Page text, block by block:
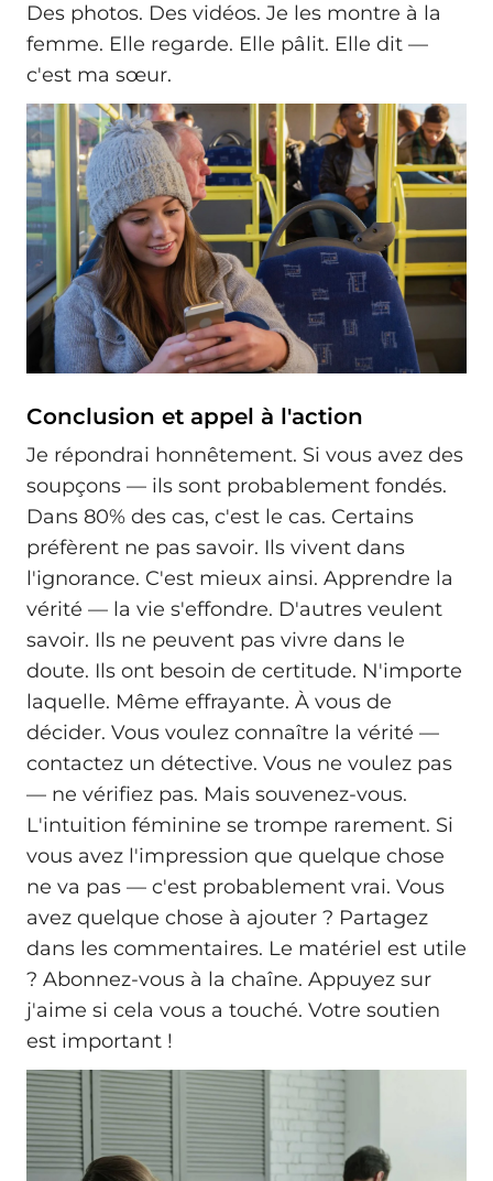
Des photos. Des vidéos. Je les montre à la
femme. Elle regarde. Elle pâlit. Elle dit —
c'est ma sœur.
Conclusion et appel à l'action
Je répondrai honnêtement. Si vous avez des
soupçons — ils sont probablement fondés.
Dans 80% des cas, c'est le cas. Certains
préfèrent ne pas savoir. Ils vivent dans
l'ignorance. C'est mieux ainsi. Apprendre la
vérité — la vie s'effondre. D'autres veulent
savoir. Ils ne peuvent pas vivre dans le
doute. Ils ont besoin de certitude. N'importe
laquelle. Même effrayante. À vous de
décider. Vous voulez connaître la vérité —
contactez un détective. Vous ne voulez pas
— ne vérifiez pas. Mais souvenez-vous.
L'intuition féminine se trompe rarement. Si
vous avez l'impression que quelque chose
ne va pas — c'est probablement vrai. Vous
avez quelque chose à ajouter ? Partagez
dans les commentaires. Le matériel est utile
? Abonnez-vous à la chaîne. Appuyez sur
j'aime si cela vous a touché. Votre soutien
est important !